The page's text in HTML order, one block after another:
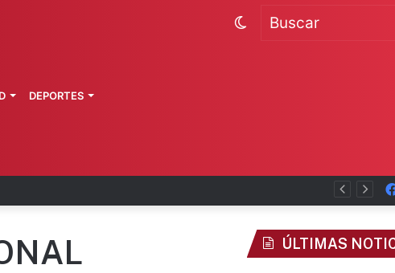
derrama en CDMX
DEPORTES
Switch
ÚLTIMAS